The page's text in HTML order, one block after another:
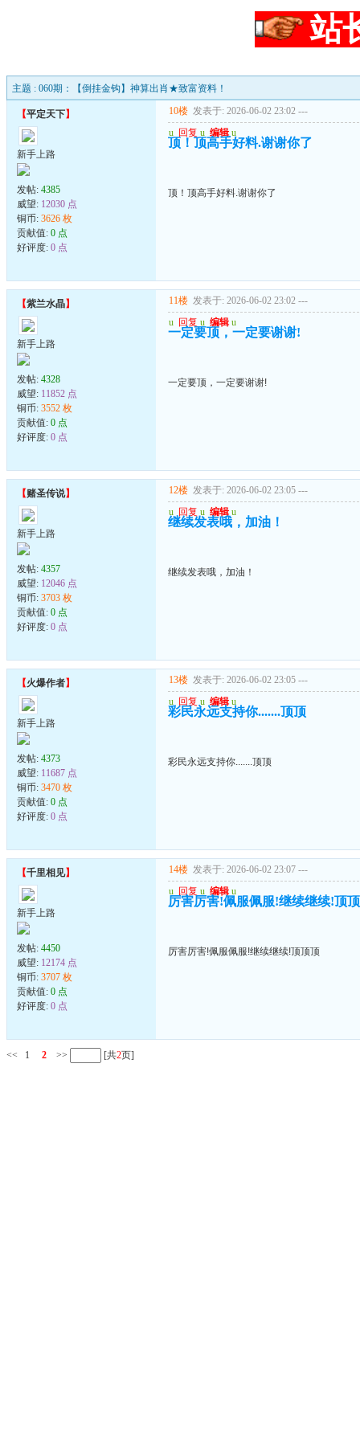
站
主题 : 060期：【倒挂金钩】神算出肖★致富资料！
【平定天下】
新手上路
发帖: 4385
威望: 12030 点
铜币: 3626 枚
贡献值: 0 点
好评度: 0 点
10楼 发表于: 2026-06-02 23:02 ---
u 回复 u 编辑 u
顶！顶高手好料.谢谢你了
顶！顶高手好料.谢谢你了
【紫兰水晶】
新手上路
发帖: 4328
威望: 11852 点
铜币: 3552 枚
贡献值: 0 点
好评度: 0 点
11楼 发表于: 2026-06-02 23:02 ---
u 回复 u 编辑 u
一定要顶，一定要谢谢!
一定要顶，一定要谢谢!
【赌圣传说】
新手上路
发帖: 4357
威望: 12046 点
铜币: 3703 枚
贡献值: 0 点
好评度: 0 点
12楼 发表于: 2026-06-02 23:05 ---
u 回复 u 编辑 u
继续发表哦，加油！
继续发表哦，加油！
【火爆作者】
新手上路
发帖: 4373
威望: 11687 点
铜币: 3470 枚
贡献值: 0 点
好评度: 0 点
13楼 发表于: 2026-06-02 23:05 ---
u 回复 u 编辑 u
彩民永远支持你.......顶顶
彩民永远支持你.......顶顶
【千里相见】
新手上路
发帖: 4450
威望: 12174 点
铜币: 3707 枚
贡献值: 0 点
好评度: 0 点
14楼 发表于: 2026-06-02 23:07 ---
u 回复 u 编辑 u
厉害厉害!佩服佩服!继续继续!顶
厉害厉害!佩服佩服!继续继续!顶顶顶
<< 1 2 >> [共2页]